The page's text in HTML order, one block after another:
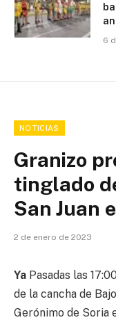
6
NOTICIAS
Granizo
tinglado
San Juan
2 de enero de 2023
Ya Pasadas las
de la cancha de
Gerónimo de Soria